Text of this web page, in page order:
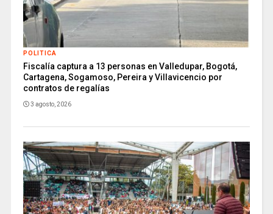
POLITICA
Fiscalía captura a 13 personas en Valledupar, Bogotá,
Cartagena, Sogamoso, Pereira y Villavicencio por
contratos de regalías
3 agosto, 2026